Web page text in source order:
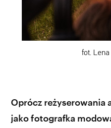
fot.
Oprócz reżyserowania
jako fotografka